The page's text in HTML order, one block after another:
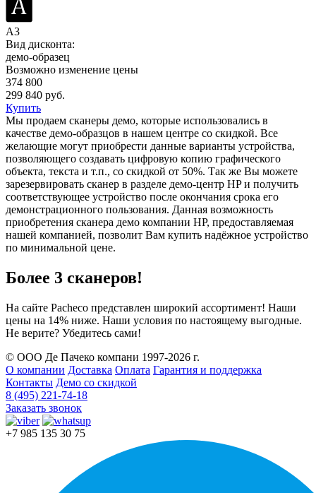
A3
Вид дисконта:
демо-образец
Возможно изменение цены
374 800
299 840 руб.
Купить
Мы продаем сканеры демо, которые использовались в
качестве демо-образцов в нашем центре со скидкой. Все
желающие могут приобрести данные варианты устройства,
позволяющего создавать цифровую копию графического
объекта, текста и т.п., со скидкой от 50%. Так же Вы можете
зарезервировать сканер в разделе демо-центр HP и получить
соответствующее устройство после окончания срока его
демонстрационного пользования. Данная возможность
приобретения сканера демо компании HP, предоставляемая
нашей компанией, позволит Вам купить надёжное устройство
по минимальной цене.
Более 3 сканеров!
На сайте Pacheco представлен широкий ассортимент! Наши
цены на 14% ниже. Наши условия по настоящему выгодные.
Не верите? Убедитесь сами!
© ООО Де Пачеко компани 1997-2026 г.
О компании Доставка Оплата Гарантия и поддержка
Контакты Демо со скидкой
8 (495) 221-74-18
Заказать звонок
+7 985 135 30 75